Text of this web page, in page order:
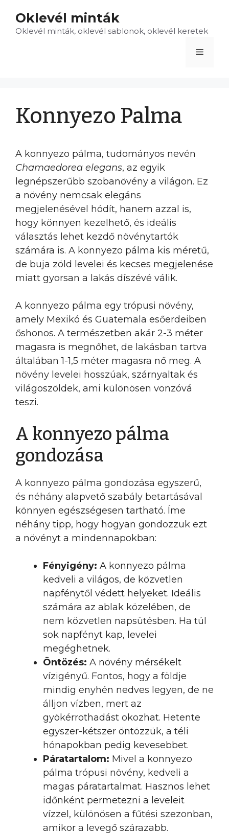
tartalomba
Oklevél minták
Oklevél minták, oklevél sablonok, oklevél keretek
Menü
Konnyezo Palma
A konnyezo pálma, tudományos nevén
Chamaedorea elegans, az egyik
legnépszerűbb szobanövény a világon. Ez
a növény nemcsak elegáns
megjelenésével hódít, hanem azzal is,
hogy könnyen kezelhető, és ideális
választás lehet kezdő növénytartók
számára is. A konnyezo pálma kis méretű,
de buja zöld levelei és kecses megjelenése
miatt gyorsan a lakás díszévé válik.
A konnyezo pálma egy trópusi növény,
amely Mexikó és Guatemala esőerdeiben
őshonos. A természetben akár 2-3 méter
magasra is megnőhet, de lakásban tartva
általában 1-1,5 méter magasra nő meg. A
növény levelei hosszúak, szárnyaltak és
világoszöldek, ami különösen vonzóvá
teszi.
A konnyezo pálma
gondozása
A konnyezo pálma gondozása egyszerű,
és néhány alapvető szabály betartásával
könnyen egészségesen tartható. Íme
néhány tipp, hogy hogyan gondozzuk ezt
a növényt a mindennapokban:
Fényigény: A konnyezo pálma
kedveli a világos, de közvetlen
napfénytől védett helyeket. Ideális
számára az ablak közelében, de
nem közvetlen napsütésben. Ha túl
sok napfényt kap, levelei
megéghetnek.
Öntözés: A növény mérsékelt
vízigényű. Fontos, hogy a földje
mindig enyhén nedves legyen, de ne
álljon vízben, mert az
gyökérrothadást okozhat. Hetente
egyszer-kétszer öntözzük, a téli
hónapokban pedig kevesebbet.
Páratartalom: Mivel a konnyezo
pálma trópusi növény, kedveli a
magas páratartalmat. Hasznos lehet
időnként permetezni a leveleit
vízzel, különösen a fűtési szezonban,
amikor a levegő szárazabb.